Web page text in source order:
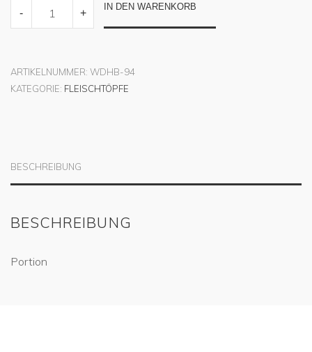
ZÜRICHER
- +
IN DEN WARENKORB
ARTIKELNUMMER: WDHB-94
KATEGORIE: FLEISCHTÖPFE
BESCHREIBUNG
BESCHREIBUNG
Portion